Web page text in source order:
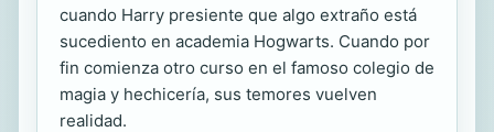
cuando Harry presiente que algo extraño está
sucediento en academia Hogwarts. Cuando por
fin comienza otro curso en el famoso colegio de
magia y hechicería, sus temores vuelven
realidad.